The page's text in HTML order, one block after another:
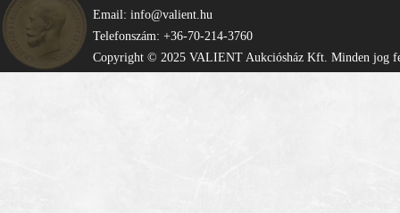
Email: info@valient.hu
Telefonszám: +36-70-214-3760
Copyright © 2025 VALIENT Aukciósház Kft. Minden jog